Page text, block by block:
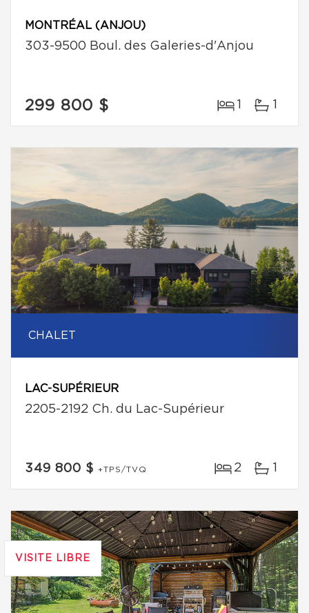
MONTRÉAL (ANJOU)
303-9500 Boul. des Galeries-d'Anjou
299 800 $ 1 1
CHALET
LAC-SUPÉRIEUR
2205-2192 Ch. du Lac-Supérieur
349 800 $ +TPS/TVQ 2 1
VISITE LIBRE